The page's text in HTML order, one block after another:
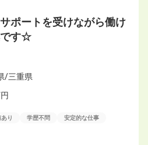
ポートを受けながら働け
です☆
/三重県
り 学歴不問 安定的な仕事